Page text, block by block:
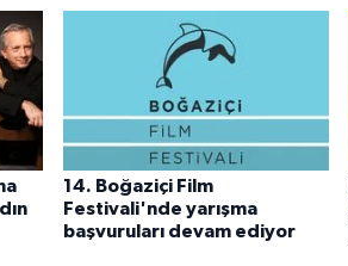
14. Boğaziçi Film
Festivali'nde yarışma
başvuruları devam ediyor